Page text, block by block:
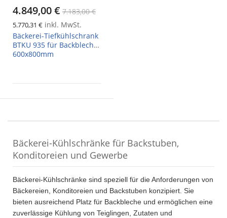
4.849,00 € 7.183,00 €
5.770,31 € inkl. MwSt.
Bäckerei-Tiefkühlschrank
BTKU 935 für Backbleche
600x800mm
Bäckerei-Kühlschränke für Backstuben,
Konditoreien und Gewerbe
Bäckerei-Kühlschränke sind speziell für die Anforderungen von
Bäckereien, Konditoreien und Backstuben konzipiert. Sie
bieten ausreichend Platz für Backbleche und ermöglichen eine
zuverlässige Kühlung von Teiglingen, Zutaten und